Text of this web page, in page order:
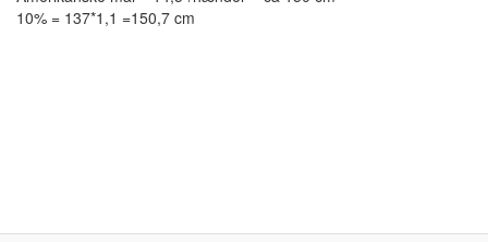
10% = 137*1,1 =150,7 cm